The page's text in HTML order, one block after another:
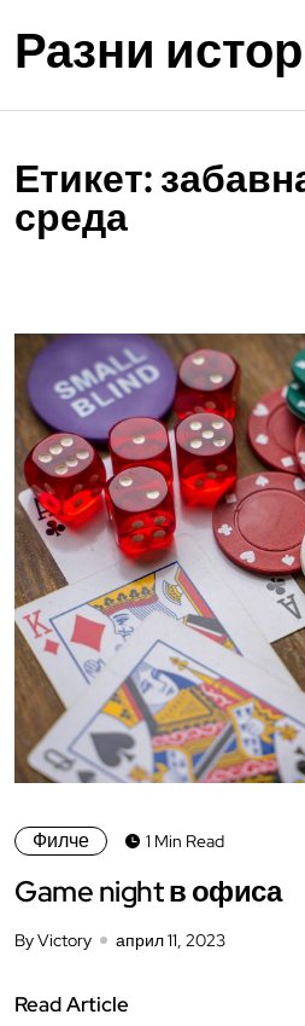
Разни
Етикет:
среда
Филче 1 Min Read
Game night в офиса
By Victory април 11, 2023
Read Article